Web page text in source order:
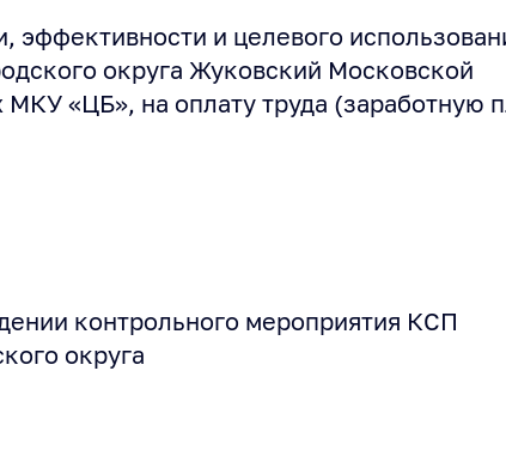
эффективности и целевого
округа Жуковский Московской
«ЦБ», на оплату труда (заработную
контрольного мероприятия КСП
округа